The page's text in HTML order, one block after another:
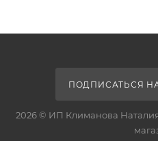
ПОДПИСАТЬСЯ
2026 © ИП Климанова